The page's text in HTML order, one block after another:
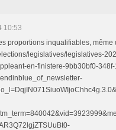
10:53
proportions inqualifiables, même
legislatives/legislatives-
en-finistere-9bb30bf0-